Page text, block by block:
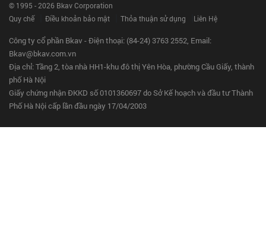
© 1995 - 2026 Bkav Corporation
Quy chế
Điều khoản bảo mật Thỏa thuận sử dụng Liên Hệ
Công ty cổ phần Bkav - Điện thoại: (84-24) 3763 2552, Email:
Bkav@bkav.com.vn
Địa chỉ: Tầng 2, tòa nhà HH1-khu đô thị Yên Hòa, phường Cầu Giấy, thành
phố Hà Nội
Giấy chứng nhận ĐKKD số 0101360697 do Sở Kế hoạch và đầu tư Thành
Phố Hà Nội cấp lần đầu ngày 17/04/2003